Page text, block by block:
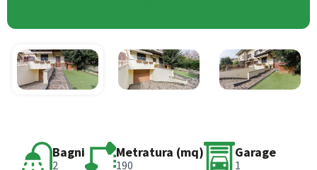
Bagni
2
Metratura (mq)
190
Garage
1